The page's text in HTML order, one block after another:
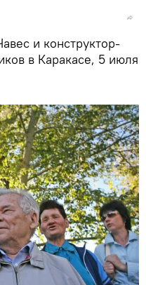
и конструктор-
в Каракасе, 5 июля